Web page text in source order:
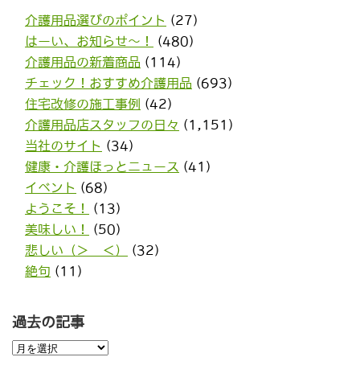
介護用品選びのポイント (27)
はーい、お知らせ〜！
(480)
介護用品の新着商品 (114)
チェック！おすすめ介護用品 (693)
住宅改修の施工事例
(42)
介護用品店スタッフの日々 (1,151)
当社のサイト (34)
健康・介護ほっとニュース (41)
イベント (68)
ようこそ！
(13)
美味しい！
(50)
悲しい（＞＿＜）
(32)
絶句 (11)
過去の記事
過
去